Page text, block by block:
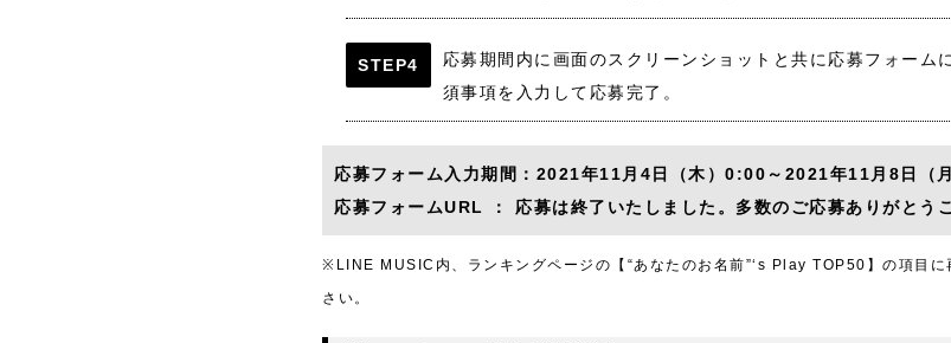
STEP4
応募期間内に画面のスクリーンショットと共に応募フォーム
須事項を入力して応募完了。
応募フォーム入力期間：2021年11月4日（木）0:00～2021年11月8日（
応募フォームURL ： 応募は終了いたしました。多数のご応募ありがとう
※LINE MUSIC内、ランキングページの【“あなたのお名前”‘s Play TOP50】の項目に
さい。